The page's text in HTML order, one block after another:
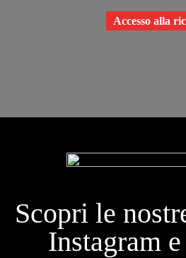
Accesso alla
Scopri le
Instagram